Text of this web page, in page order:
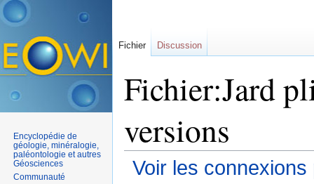
Fichier:Jard
versions
Voir les
Fichier Discussion
Encyclopédie de
géologie, minéralogie,
paléontologie et autres
Géosciences
Communauté